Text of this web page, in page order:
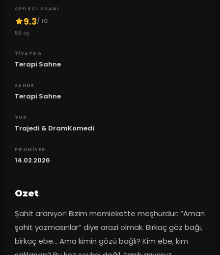
SEYIRCI PUANI
9.3/ 10
58 oy
TIYATRO
Terapi Sahne
SAHNE
Terapi Sahne
TUR
Trajedi & DramKomedi
PROMIYER
14.02.2026
Ozet
Şahit aranıyor! Bizim memlekette meşhurdur: “Aman
şahit yazmasınlar” diye arazi olmak. Birkaç göz bağı,
birkaç ebe… Ama kimin gözü bağlı? Kim ebe, kim